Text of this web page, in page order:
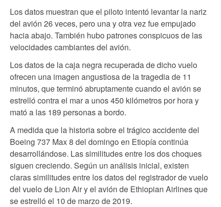
Los datos muestran que el piloto intentó levantar la nariz
del avión 26 veces, pero una y otra vez fue empujado
hacia abajo. También hubo patrones conspicuos de las
velocidades cambiantes del avión.
Los datos de la caja negra recuperada de dicho vuelo
ofrecen una imagen angustiosa de la tragedia de 11
minutos, que terminó abruptamente cuando el avión se
estrelló contra el mar a unos 450 kilómetros por hora y
mató a las 189 personas a bordo.
A medida que la historia sobre el trágico accidente del
Boeing 737 Max 8 del domingo en Etiopía continúa
desarrollándose. Las similitudes entre los dos choques
siguen creciendo. Según un análisis inicial, existen
claras similitudes entre los datos del registrador de vuelo
del vuelo de Lion Air y el avión de Ethiopian Airlines que
se estrelló el 10 de marzo de 2019.